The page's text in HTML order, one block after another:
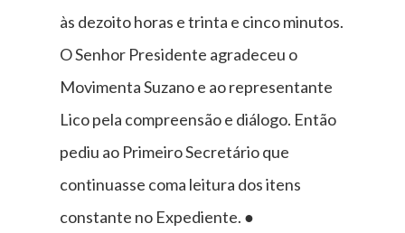
às dezoito horas e trinta e cinco minutos.
O Senhor Presidente agradeceu o
Movimenta Suzano e ao representante
Lico pela compreensão e diálogo. Então
pediu ao Primeiro Secretário que
continuasse coma leitura dos itens
constante no Expediente. ●